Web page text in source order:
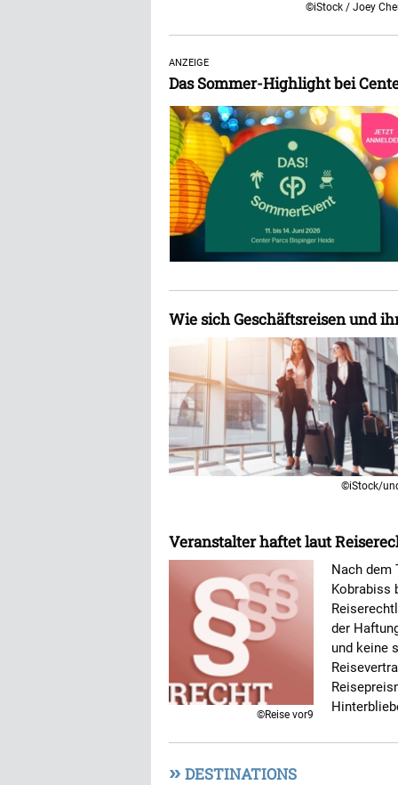
©iStock / Joey
ANZEIGE
Das Sommer-Highlight bei
Wie sich Geschäftsreisen und
©iStock/
Veranstalter haftet laut
©Reise vor9
Nach dem
Kobrabiss
der
und keine
» DESTINATIONS